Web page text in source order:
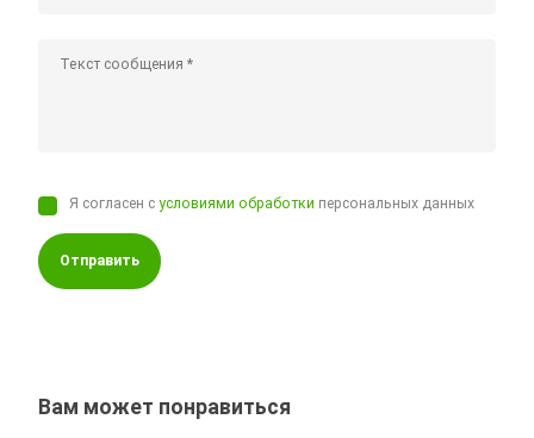
Я согласен сусловиями обработки персональных данных
Отправить
Вам может понравиться